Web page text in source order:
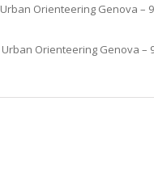
Urban Orienteering Genova –
Urban Orienteering Genova –